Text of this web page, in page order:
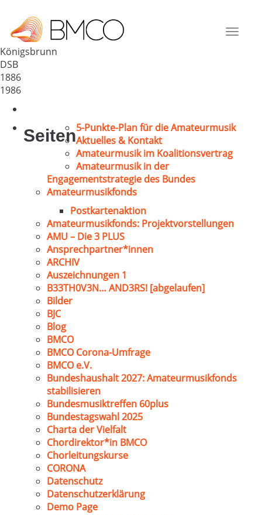
Toggle
Deutschland
86343
Königsbrunn
DSB
1886
1986
Seiten5-Punkte-Plan für die Amateurmusik
Aktuelles & Kontakt
Amateurmusik im Koalitionsvertrag
Amateurmusik in der
Engagementstrategie des Bundes
Amateurmusikfonds
Postkartenaktion
Amateurmusikfonds: Projektvorstellungen
AMU – Die 3 PLUS
Ansprechpartner*innen
ARCHIV
Auszeichnungen 1
B33TH0V3N… AND3RS! [abgelaufen]
Bilder
BJC
Blog
BMCO
BMCO Corona-Umfrage
BMCO e.V.
Bundeshaushalt 2027: Amateurmusikfonds
stabilisieren
Bundesmusiktreffen 60plus
Bundestagswahl 2025
Charta der Vielfalt
Chordirektor*in BMCO
Chorleitungskurse
CORONA
Datenschutz
Datenschutzerklärung
Demo Page